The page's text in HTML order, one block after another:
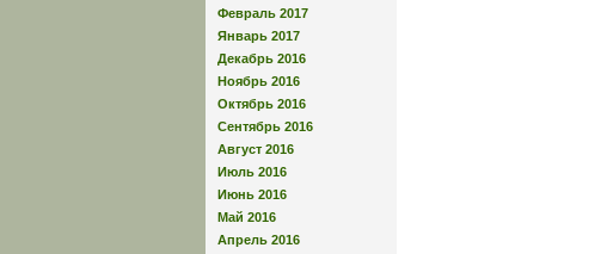
Февраль 2017
Январь 2017
Декабрь 2016
Ноябрь 2016
Октябрь 2016
Сентябрь 2016
Август 2016
Июль 2016
Июнь 2016
Май 2016
Апрель 2016